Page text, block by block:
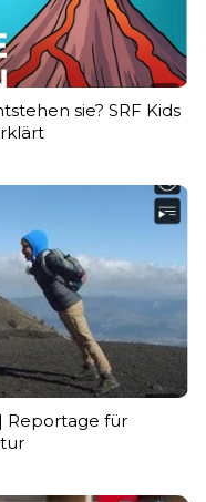
sie? SRF Kids
Reportage für